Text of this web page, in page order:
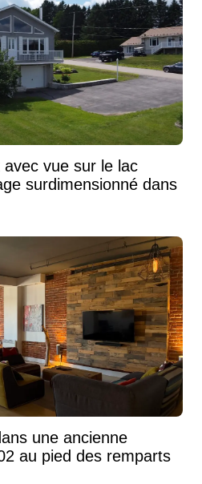
avec vue sur le lac
surdimensionné dans
une ancienne
au pied des remparts